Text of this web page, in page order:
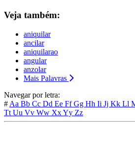
Veja também:
aniquilar
ancilar
aniquilarao
angular
anzolar
Mais Palavras
Navegar por letra:
# Aa Bb Cc Dd Ee FfGg Hh Ii Jj Kk Ll
Tt Uu Vv Ww XxYy Zz